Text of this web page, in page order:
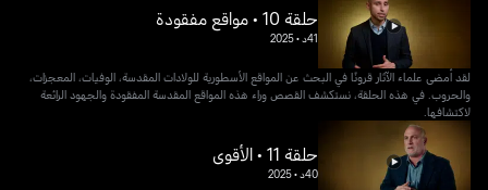
حلقة 10 • مواقع مفقودة
41د •
2025
لقد أمضى علماء الآثار قرونًا في البحث عن المواقع الأسطورية للولادات المقدسة، الوفيات، المعجزات،
والحروب. في هذه الحلقة، نستكشف القصص وراء هذه المواقع المقدسة المفقودة والجهود الرائعة
لاكتشافها.
حلقة 11 • الأقوى
40د •
2025